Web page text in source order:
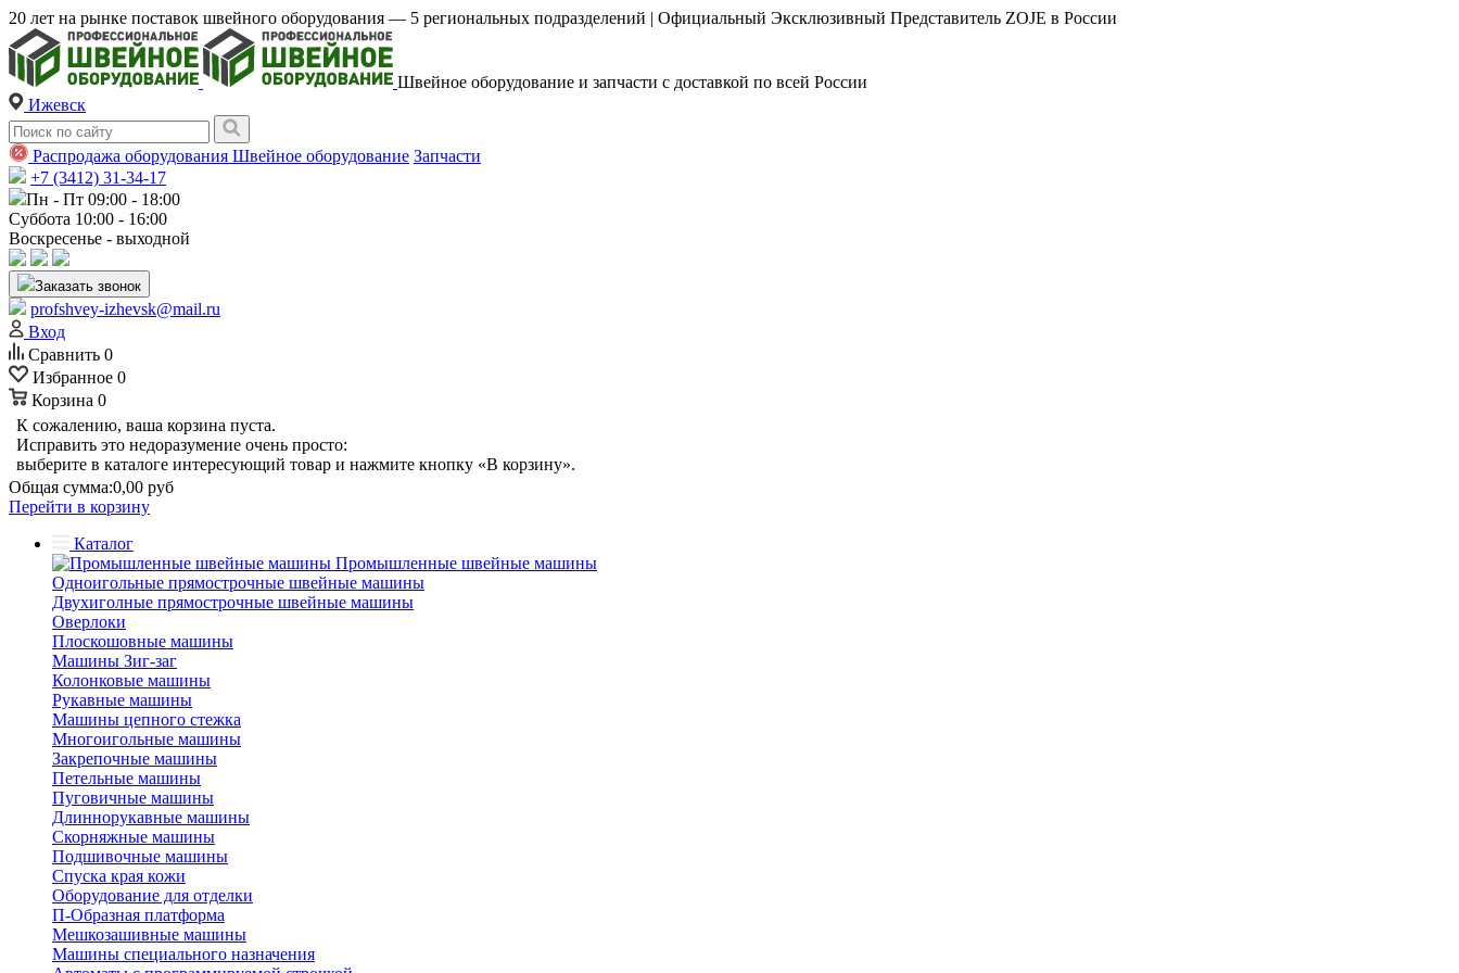
20 лет на рынке поставок швейного оборудования — 5 региональных подразделений | Официальный Эксклюзивный Представитель ZOJE в России
Швейное оборудование и запчасти с доставкой по всей России
Ижевск
Распродажа оборудования Швейное оборудование Запчасти
+7 (3412) 31-34-17
Пн - Пт 09:00 - 18:00
Суббота 10:00 - 16:00
Воскресенье - выходной
Заказать звонок
profshvey-izhevsk@mail.ru
Вход
Сравнить 0
Избранное 0
Корзина 0
К сожалению, ваша корзина пуста.
Исправить это недоразумение очень просто:
выберите в каталоге интересующий товар и нажмите кнопку «В корзину».
Общая сумма:0,00 руб
Перейти в корзину
Каталог
Промышленные швейные машины
Одноигольные прямострочные швейные машины
Двухиголные прямострочные швейные машины
Оверлоки
Плоскошовные машины
Машины Зиг-заг
Колонковые машины
Рукавные машины
Машины цепного стежка
Многоигольные машины
Закрепочные машины
Петельные машины
Пуговичные машины
Длиннорукавные машины
Скорняжные машины
Подшивочные машины
Спуска края кожи
Оборудование для отделки
П-Образная платформа
Мешкозашивные машины
Машины специального назначения